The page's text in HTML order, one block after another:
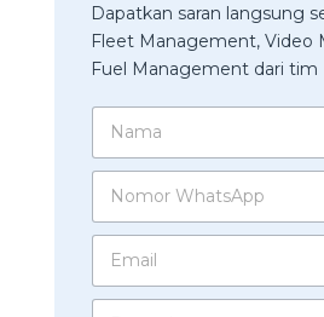
Dapatkan saran langsung
Fleet Management, Video
Fuel Management dari tim
N
m
N
m
W
E
a
P